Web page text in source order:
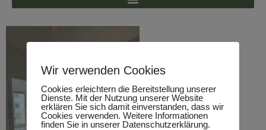
Wir verwenden Cookies
Cookies erleichtern die Bereitstellung unserer
Dienste. Mit der Nutzung unserer Website
erklären Sie sich damit einverstanden, dass wir
Cookies verwenden. Weitere Informationen
finden Sie in unserer Datenschutzerklärung.